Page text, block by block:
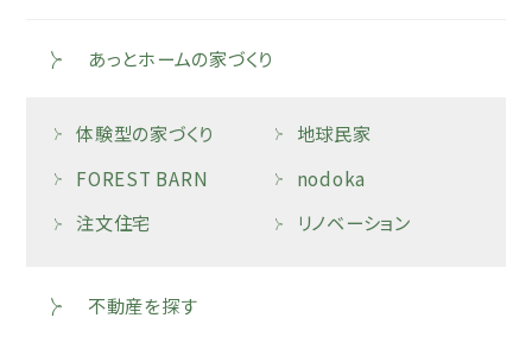
あっとホームの家づくり
体験型の家づくり
地球民家
FOREST BARN
nodoka
注文住宅
リノベーション
不動産を探す